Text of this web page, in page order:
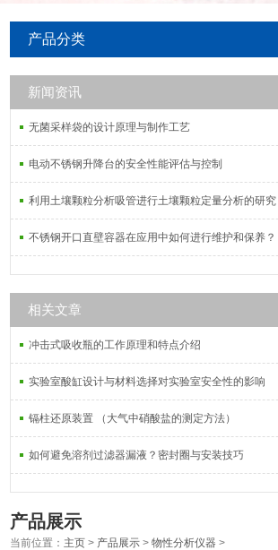
产品分类
新闻资讯
无菌采样袋的设计原理与制作工艺
电动不锈钢升降台的安全性能评估与控制
利用土壤颗粒分析吸管进行土壤颗粒定量分析的研究
不锈钢开口直壁容器在应用中如何进行维护和保养？
相关文章
冲击式吸收瓶的工作原理和特点介绍
实验室酸缸设计与材料选择对实验室安全性的影响
镉柱还原装置 （大气中硝酸盐的测定方法）
如何避免溶剂过滤器漏液？密封圈与安装技巧
产品展示
当前位置： 主页 > 产品展示 >物性分析仪器 >